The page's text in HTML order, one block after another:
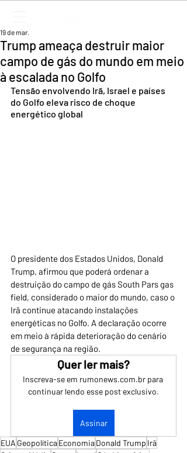
Trump ameaça destruir maior
campo de gás do mundo em meio
à escalada no Golfo
19 de mar.
Tensão envolvendo Irã, Israel e países
do Golfo eleva risco de choque
energético global
O presidente dos Estados Unidos, Donald
Trump, afirmou que poderá ordenar a
destruição do campo de gás South Pars gas
field, considerado o maior do mundo, caso o
Irã continue atacando instalações
energéticas no Golfo. A declaração ocorre
em meio à rápida deterioração do cenário
de segurança na região.
Quer ler mais?
Inscreva-se em rumonews.com.br para
continuar lendo esse post exclusivo.
Assinar
EUA GeopolíticaEconomiaDonald Trump Irã